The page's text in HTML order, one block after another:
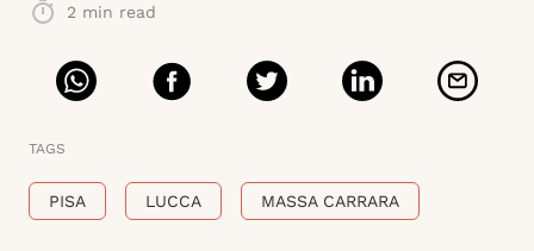
2 min read
TAGS
PISA LUCCA MASSA CARRARA